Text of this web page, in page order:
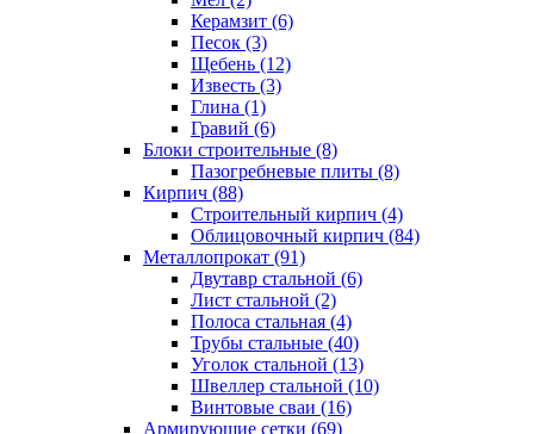
Керамзит (6)
Песок (3)
Щебень (12)
Известь (3)
Глина (1)
Гравий (6)
Блоки строительные (8)
Пазогребневые плиты (8)
Кирпич (88)
Строительный кирпич (4)
Облицовочный кирпич (84)
Металлопрокат (91)
Двутавр стальной (6)
Лист стальной (2)
Полоса стальная (4)
Трубы стальные (40)
Уголок стальной (13)
Швеллер стальной (10)
Винтовые сваи (16)
Армирующие сетки (69)